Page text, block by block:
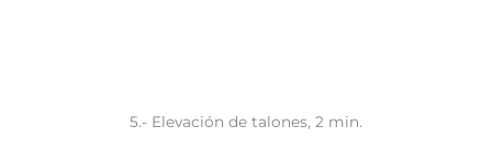
5.- Elevación de talones, 2 min.